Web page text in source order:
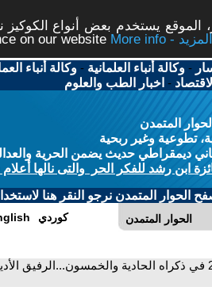
يستخدم بعض أنواع
on our website
More info - المزيد
-وكالة أنباء العلمانية -وكالة أنباء
الاقتصاد - اخبار الطب والعلوم
المتمدن
تطوعية وغير ربحية
ديمقراطي حديث يضمن الحرية والعدالة
ابن رشد للفكر الحر والتى نالها
الحوار المتمدن نرجو النقر هنا
الحوار المتمدن كوردي
- 8/يوليو/2023 في ذكراه الحادية